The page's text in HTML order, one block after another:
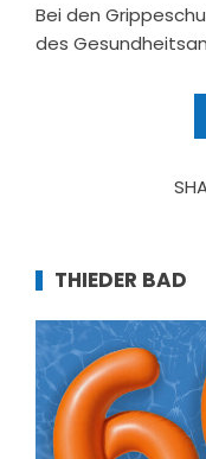
Bei den
des
THIEDER BAD